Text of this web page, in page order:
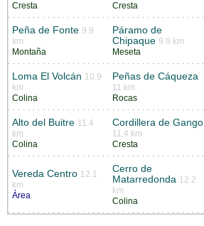
Cresta
Cresta
Peña de Fonte 9.9
km
Montaña
Páramo de
Chipaque 9.9 km
Meseta
Loma El Volcán 10.9
km
Colina
Peñas de Cáqueza
11 km
Rocas
Alto del Buitre 11.4
km
Colina
Cordillera de Gango
11.4 km
Cresta
Vereda Centro 12.1
km
Área
Cerro de
Matarredonda 12.2
km
Colina